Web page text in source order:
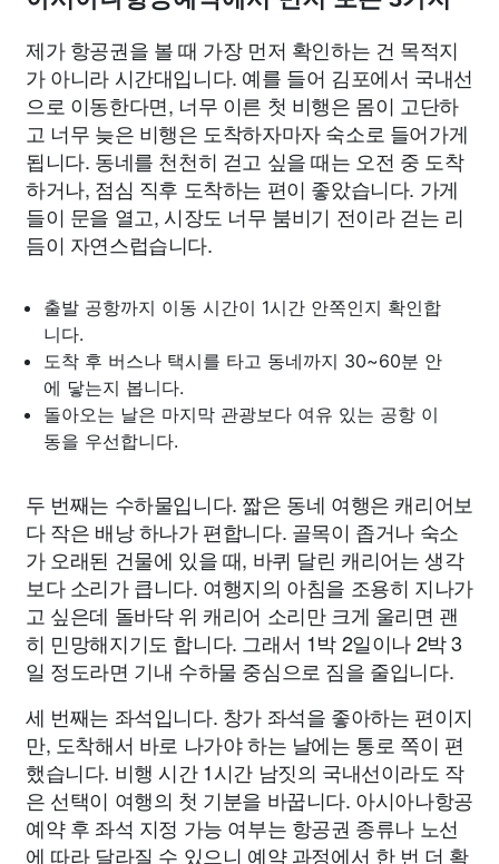
제가 항공권을 볼 때 가장 먼저 확인하는 건 목적지
가 아니라 시간대입니다. 예를 들어 김포에서 국내선
으로 이동한다면, 너무 이른 첫 비행은 몸이 고단하
고 너무 늦은 비행은 도착하자마자 숙소로 들어가게
됩니다. 동네를 천천히 걷고 싶을 때는 오전 중 도착
하거나, 점심 직후 도착하는 편이 좋았습니다. 가게
들이 문을 열고, 시장도 너무 붐비기 전이라 걷는 리
듬이 자연스럽습니다.
출발 공항까지 이동 시간이 1시간 안쪽인지 확인합
니다.
도착 후 버스나 택시를 타고 동네까지 30~60분 안
에 닿는지 봅니다.
돌아오는 날은 마지막 관광보다 여유 있는 공항 이
동을 우선합니다.
두 번째는 수하물입니다. 짧은 동네 여행은 캐리어보
다 작은 배낭 하나가 편합니다. 골목이 좁거나 숙소
가 오래된 건물에 있을 때, 바퀴 달린 캐리어는 생각
보다 소리가 큽니다. 여행지의 아침을 조용히 지나가
고 싶은데 돌바닥 위 캐리어 소리만 크게 울리면 괜
히 민망해지기도 합니다. 그래서 1박 2일이나 2박 3
일 정도라면 기내 수하물 중심으로 짐을 줄입니다.
세 번째는 좌석입니다. 창가 좌석을 좋아하는 편이지
만, 도착해서 바로 나가야 하는 날에는 통로 쪽이 편
했습니다. 비행 시간 1시간 남짓의 국내선이라도 작
은 선택이 여행의 첫 기분을 바꿉니다. 아시아나항공
예약 후 좌석 지정 가능 여부는 항공권 종류나 노선
에 따라 달라질 수 있으니 예약 과정에서 한 번 더 확